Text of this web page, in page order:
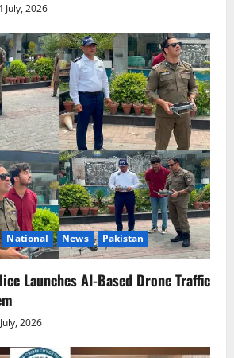
July, 2026
National News Pakistan
Launches AI-Based Drone Traffic
2026